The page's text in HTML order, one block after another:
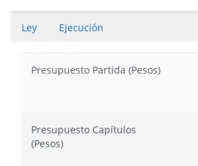
Ley Ejecución
Presupuesto Partida (Pesos)
Presupuesto Capítulos
(Pesos)